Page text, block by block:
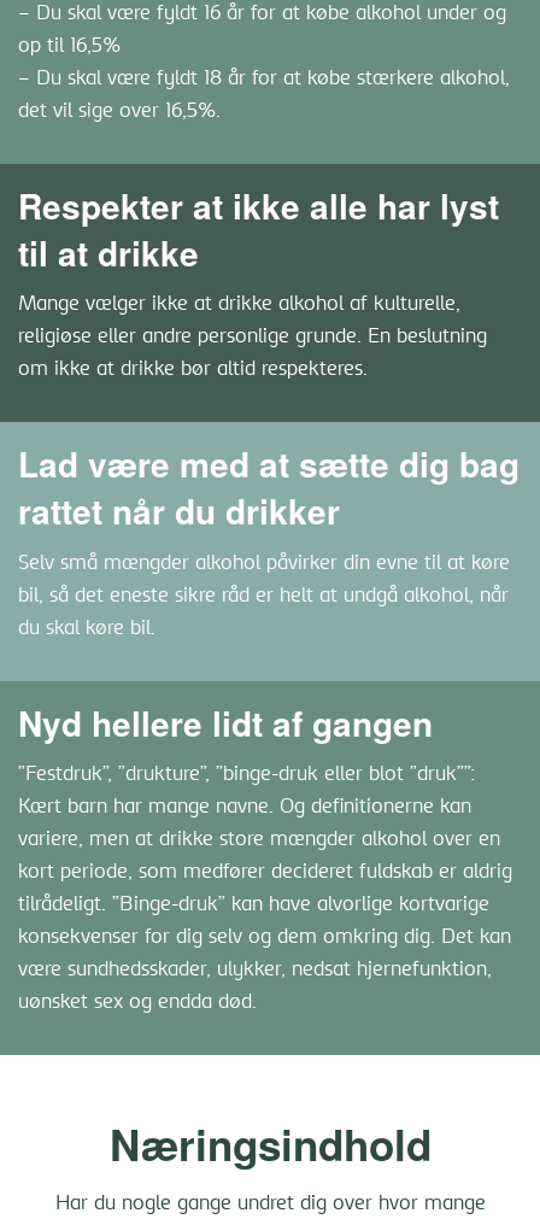
– Du skal være fyldt 16 år for at købe alkohol under og
op til 16,5%
– Du skal være fyldt 18 år for at købe stærkere alkohol,
det vil sige over 16,5%.
Respekter at ikke alle har lyst
til at drikke
Mange vælger ikke at drikke alkohol af kulturelle,
religiøse eller andre personlige grunde. En beslutning
om ikke at drikke bør altid respekteres.
Lad være med at sætte dig bag
rattet når du drikker
Selv små mængder alkohol påvirker din evne til at køre
bil, så det eneste sikre råd er helt at undgå alkohol, når
du skal køre bil.
Nyd hellere lidt af gangen
”Festdruk”, ”drukture”, ”binge-druk eller blot ”druk””:
Kært barn har mange navne. Og definitionerne kan
variere, men at drikke store mængder alkohol over en
kort periode, som medfører decideret fuldskab er aldrig
tilrådeligt. ”Binge-druk” kan have alvorlige kortvarige
konsekvenser for dig selv og dem omkring dig. Det kan
være sundhedsskader, ulykker, nedsat hjernefunktion,
uønsket sex og endda død.
Næringsindhold
Har du nogle gange undret dig over hvor mange